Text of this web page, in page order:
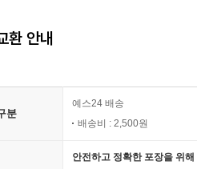
창조했다고 하는데, 이와 유사한
창조하는 과정은 최근 사회적으
미 존재하던 어떤 존재(예컨대 원
지 상세히 설명되어 있다.
에서는 이처럼 우리가 상상하기
환 안내
분
예스24 배송
배송비 : 2,500원
안전하고 정확한 포장을 위